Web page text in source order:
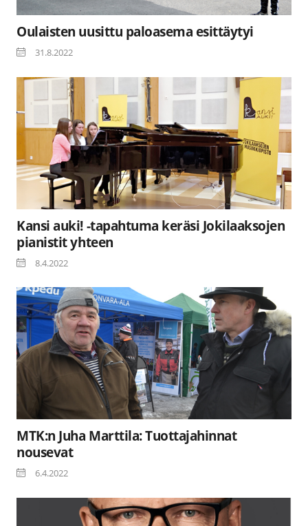
Oulaisten uusittu paloasema esittäytyi
31.8.2022
Kansi auki! -tapahtuma keräsi Jokilaaksojen
pianistit yhteen
8.4.2022
MTK:n Juha Marttila: Tuottajahinnat
nousevat
6.4.2022